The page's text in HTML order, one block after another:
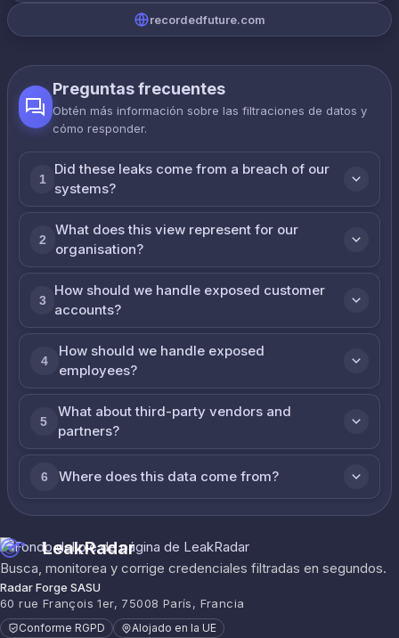
recordedfuture.com
Preguntas frecuentes
Obtén más información sobre las filtraciones de datos y
cómo responder.
1
Did these leaks come from a breach of our
systems?
2
What does this view represent for our
organisation?
3
How should we handle exposed customer
accounts?
4
How should we handle exposed
employees?
5
What about third-party vendors and
partners?
6 Where does this data come from?
LeakRadar
Busca, monitorea y corrige credenciales filtradas en segundos.
Radar Forge SASU
60 rue François 1er, 75008 París, Francia
Conforme RGPD Alojado en la UE